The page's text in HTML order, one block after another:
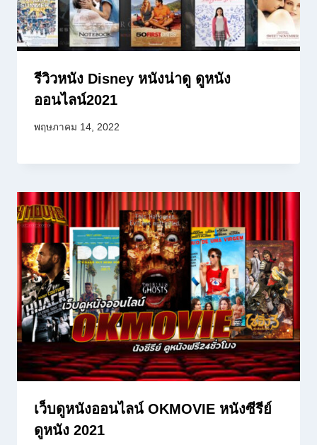
รีวิวหนัง Disney หนังน่าดู ดูหนัง
ออนไลน์2021
พฤษภาคม 14, 2022
เว็บดูหนังออนไลน์ OKMOVIE หนังซีรีย์
ดูหนัง 2021